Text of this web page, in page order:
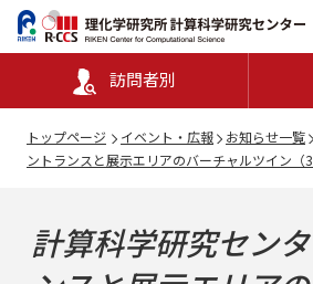
訪問者別
トップページ イベント・広報 お知らせ一覧
ントランスと展示エリアのバーチャルツイン（
計算科学研究セン